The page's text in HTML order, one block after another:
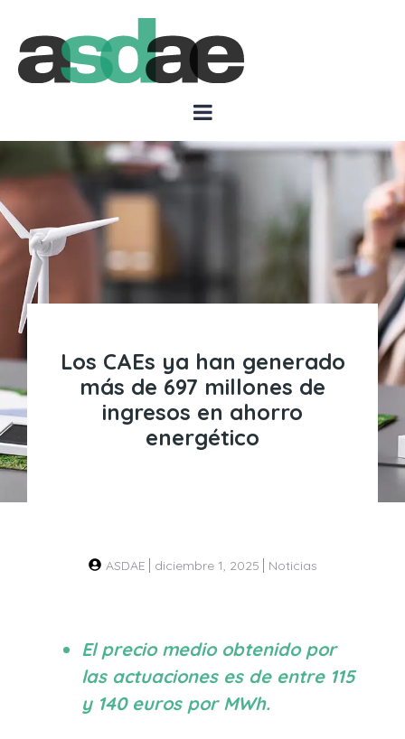
Los CAEs ya han generado
más de 697 millones de
ingresos en ahorro
energético
ASDAE diciembre 1, 2025 Noticias
El precio medio obtenido por
las actuaciones es de entre 115
y 140 euros por MWh.